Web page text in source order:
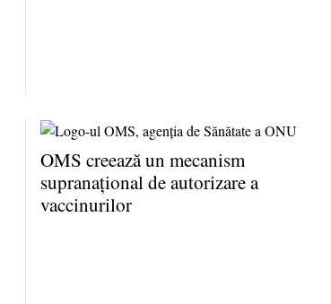
OMS creează un mecanism
supranaţional de autorizare a
vaccinurilor